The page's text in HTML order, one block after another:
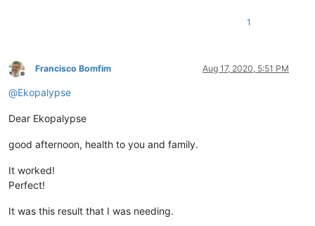
1
Offline
Francisco Bomfim Aug 17, 2020, 5:51 PM
@Ekopalypse
Dear Ekopalypse
good afternoon, health to you and family.
It worked!
Perfect!
It was this result that I was needing.